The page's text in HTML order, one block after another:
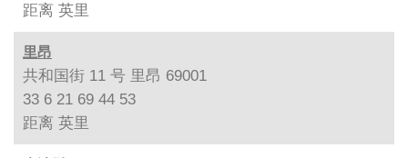
距离 英里
里昂
共和国街 11 号 里昂 69001
33 6 21 69 44 53
距离 英里